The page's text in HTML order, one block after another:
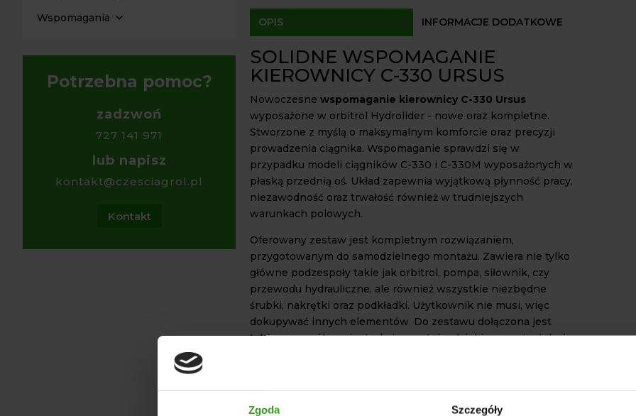
Zgoda Szczegóły
Wspomagania
Potrzebna pomoc?
zadzwoń
727 141 971
lub napisz
kontakt@czesciagrol.pl
Kontakt
OPIS INFORMACJE DODATKOWE
SOLIDNE WSPOMAGANIE
KIEROWNICY C-330 URSUS
Nowoczesne wspomaganie kierownicy C-330 Ursus
wyposażone w orbitrol Hydrolider - nowe oraz kompletne.
Stworzone z myślą o maksymalnym komforcie oraz precyzji
prowadzenia ciągnika. Wspomaganie sprawdzi się w
przypadku modeli ciągników C-330 i C-330M wyposażonych w
płaską przednią oś. Układ zapewnia wyjątkową płynność pracy,
niezawodność oraz trwałość również w trudniejszych
warunkach polowych.
Oferowany zestaw jest kompletnym rozwiązaniem,
przygotowanym do samodzielnego montażu. Zawiera nie tylko
główne podzespoły takie jak orbitrol, pompa, siłownik, czy
przewodu hydrauliczne, ale również wszystkie niezbędne
śrubki, nakrętki oraz podkładki. Użytkownik nie musi, więc
dokupywać innych elementów. Do zestawu dołączona jest
także szczegółowa instrukcja montażu, dzięki czemu instalacja
elementów na nowe z zestawu.